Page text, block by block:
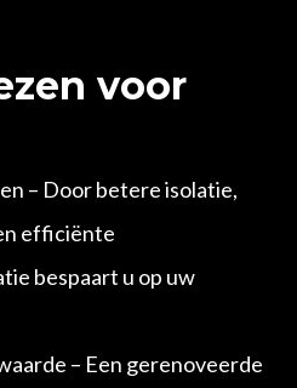
voor
– Door betere isolatie,
efficiënte
bespaart u op uw
– Een gerenoveerde